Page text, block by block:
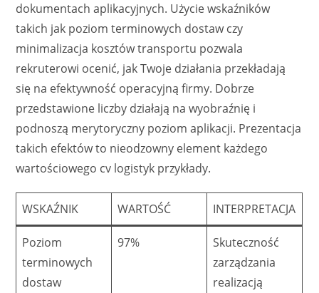
dokumentach aplikacyjnych. Użycie wskaźników
takich jak poziom terminowych dostaw czy
minimalizacja kosztów transportu pozwala
rekruterowi ocenić, jak Twoje działania przekładają
się na efektywność operacyjną firmy. Dobrze
przedstawione liczby działają na wyobraźnię i
podnoszą merytoryczny poziom aplikacji. Prezentacja
takich efektów to nieodzowny element każdego
wartościowego cv logistyk przykłady.
WSKAŹNIK WARTOŚĆ INTERPRETACJA
Poziom
terminowych
dostaw
97%
Skuteczność
zarządzania
realizacją